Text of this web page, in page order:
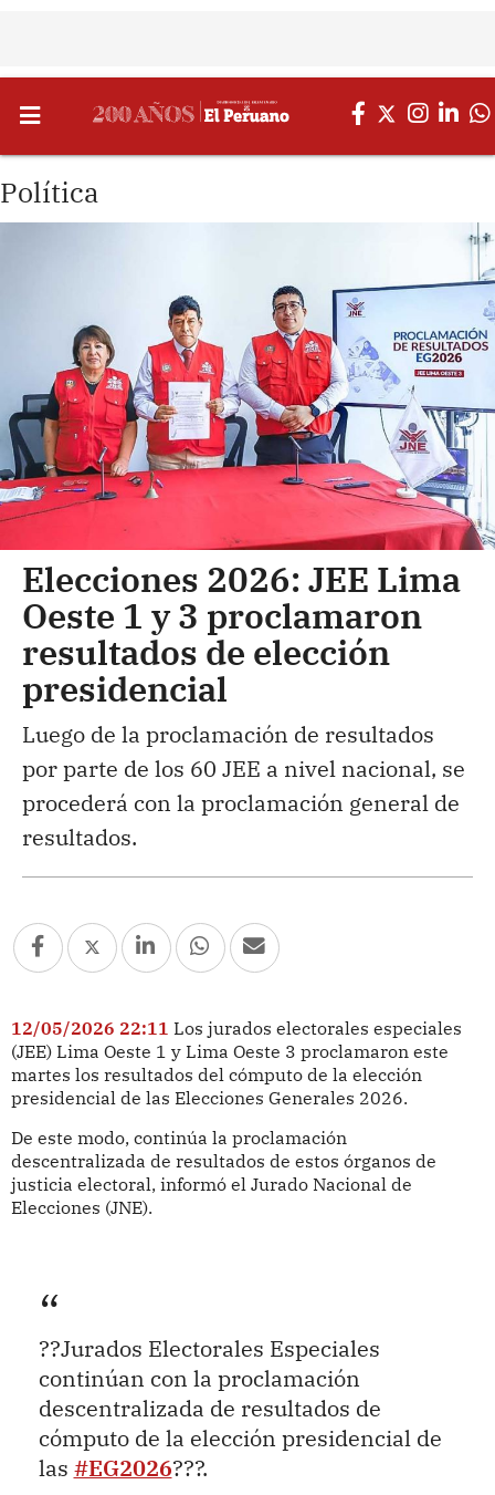
Política
Elecciones 2026: JEE Lima
Oeste 1 y 3 proclamaron
resultados de elección
presidencial
Luego de la proclamación de resultados
por parte de los 60 JEE a nivel nacional, se
procederá con la proclamación general de
resultados.
12/05/2026 22:11 Los jurados electorales especiales
(JEE) Lima Oeste 1 y Lima Oeste 3 proclamaron este
martes los resultados del cómputo de la elección
presidencial de las Elecciones Generales 2026.
De este modo, continúa la proclamación
descentralizada de resultados de estos órganos de
justicia electoral, informó el Jurado Nacional de
Elecciones (JNE).
??Jurados Electorales Especiales
continúan con la proclamación
descentralizada de resultados de
cómputo de la elección presidencial de
las #EG2026???.